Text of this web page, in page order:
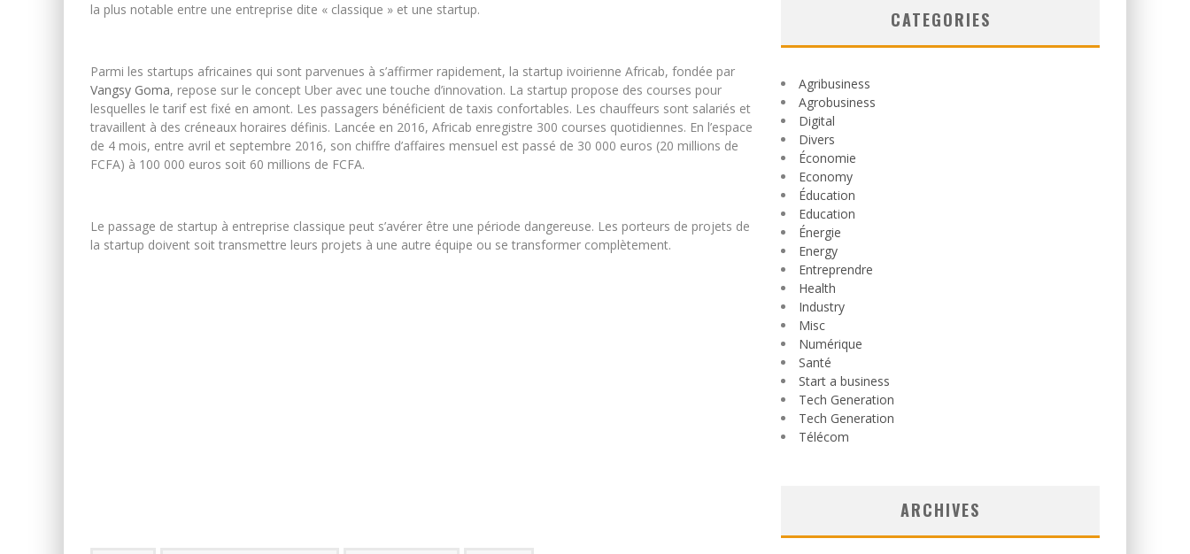
la plus notable entre une entreprise dite « classique » et une startup.
Parmi les startups africaines qui sont parvenues à s’affirmer rapidement, la startup ivoirienne Africab, fondée par
Vangsy Goma, repose sur le concept Uber avec une touche d’innovation. La startup propose des courses pour
lesquelles le tarif est fixé en amont. Les passagers bénéficient de taxis confortables. Les chauffeurs sont salariés et
travaillent à des créneaux horaires définis. Lancée en 2016, Africab enregistre 300 courses quotidiennes. En l’espace
de 4 mois, entre avril et septembre 2016, son chiffre d’affaires mensuel est passé de 30 000 euros (20 millions de
FCFA) à 100 000 euros soit 60 millions de FCFA.
Le passage de startup à entreprise classique peut s’avérer être une période dangereuse. Les porteurs de projets de
la startup doivent soit transmettre leurs projets à une autre équipe ou se transformer complètement.
CATEGORIES
Agribusiness
Agrobusiness
Digital
Divers
Économie
Economy
Éducation
Education
Énergie
Energy
Entreprendre
Health
Industry
Misc
Numérique
Santé
Start a business
Tech Generation
Tech Generation
Télécom
ARCHIVES